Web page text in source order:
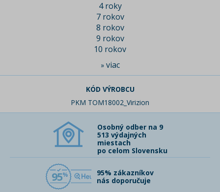
4 roky
7 rokov
8 rokov
9 rokov
10 rokov
» viac
KÓD VÝROBCU
PKM TOM18002_Virizion
Osobný odber na 9
513 výdajných
miestach
po celom Slovensku
95
95% zákazníkov
nás doporučuje